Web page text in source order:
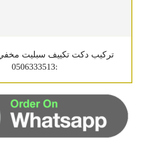
تركيب دكت تكييف سبليت
:0506333513